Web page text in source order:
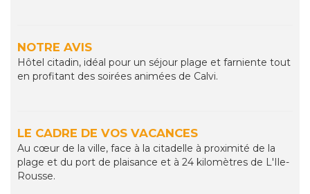
NOTRE AVIS
Hôtel citadin, idéal pour un séjour plage et farniente tout
en profitant des soirées animées de Calvi.
LE CADRE DE VOS VACANCES
Au cœur de la ville, face à la citadelle à proximité de la
plage et du port de plaisance et à 24 kilomètres de L'Ile-
Rousse.